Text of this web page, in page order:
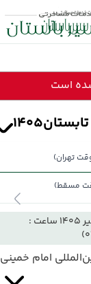
است
تهران)
مسقط)
(05 تیر 1405 ساعت :
امام خمینی